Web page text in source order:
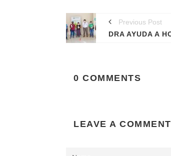
Previous Post
0 COMMENTS
LEAVE A COMMENT